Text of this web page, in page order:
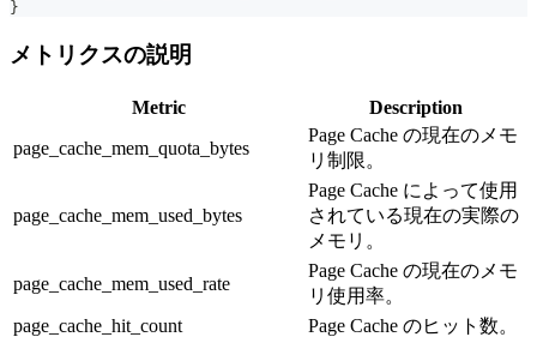
}
メトリクスの説明
Metric
Description
page_cache_mem_quota_bytes
Page Cache の現在のメモ
リ制限。
page_cache_mem_used_bytes
Page Cache によって使用
されている現在の実際の
メモリ。
page_cache_mem_used_rate
Page Cache の現在のメモ
リ使用率。
page_cache_hit_count
Page Cache のヒット数。